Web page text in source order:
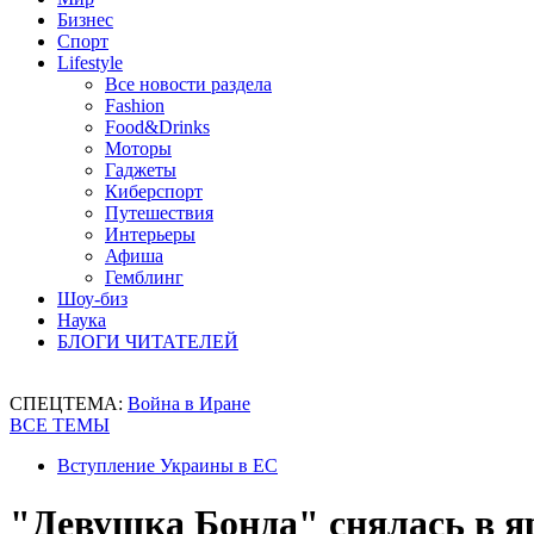
Бизнес
Спорт
Lifestyle
Все новости раздела
Fashion
Food&Drinks
Моторы
Гаджеты
Киберспорт
Путешествия
Интерьеры
Афиша
Гемблинг
Шоу-биз
Наука
БЛОГИ ЧИТАТЕЛЕЙ
СПЕЦТЕМА: Война в Иране
ВСЕ ТЕМЫ
Вступление Украины в ЕС
"Девушка Бонда" снялась в